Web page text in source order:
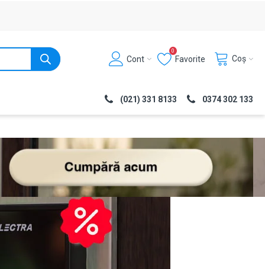
Cont
0
Favorite Coș
(021) 331 8133 0374 302 133